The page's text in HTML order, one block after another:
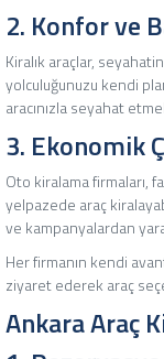
2. Konfor ve
Kiralık araçlar,
yolculuğunuzu kendi
aracınızla seyahat
3. Ekonomik
Oto kiralama firmaları,
yelpazede araç
ve kampanyalardan
Her firmanın kendi
ziyaret ederek araç
Ankara Araç